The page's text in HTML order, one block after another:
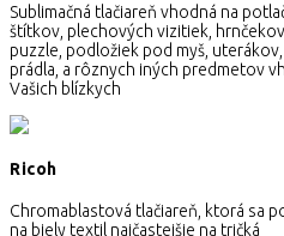
Sublimačná tlačiareň vhodná na
štítkov, plechových vizitiek,
puzzle, podložiek pod myš,
prádla, a rôznych iných predmetov
Vašich blízkych
Ricoh
Chromablastová tlačiareň, ktorá sa
na biely textil najčastejšie na tričká